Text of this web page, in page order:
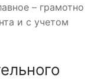
– грамотно
и с учетом